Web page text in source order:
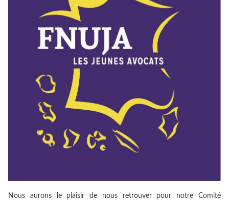
Nous aurons le plaisir de nous retrouver pour notre Comité